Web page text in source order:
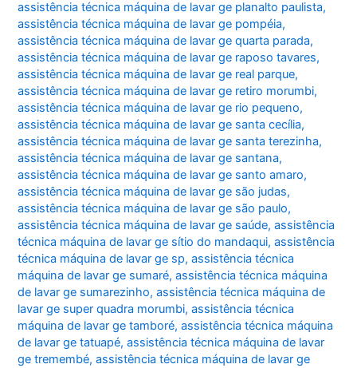
assistência técnica máquina de lavar ge planalto paulista,
assistência técnica máquina de lavar ge pompéia,
assistência técnica máquina de lavar ge quarta parada,
assistência técnica máquina de lavar ge raposo tavares,
assistência técnica máquina de lavar ge real parque,
assistência técnica máquina de lavar ge retiro morumbi,
assistência técnica máquina de lavar ge rio pequeno,
assistência técnica máquina de lavar ge santa cecília,
assistência técnica máquina de lavar ge santa terezinha,
assistência técnica máquina de lavar ge santana,
assistência técnica máquina de lavar ge santo amaro,
assistência técnica máquina de lavar ge são judas,
assistência técnica máquina de lavar ge são paulo,
assistência técnica máquina de lavar ge saúde,assistência
técnica máquina de lavar ge sítio do mandaqui,assistência
técnica máquina de lavar ge sp,assistência técnica
máquina de lavar ge sumaré,assistência técnica máquina
de lavar ge sumarezinho,assistência técnica máquina de
lavar ge super quadra morumbi,assistência técnica
máquina de lavar ge tamboré,assistência técnica máquina
de lavar ge tatuapé,assistência técnica máquina de lavar
ge tremembé,assistência técnica máquina de lavar ge